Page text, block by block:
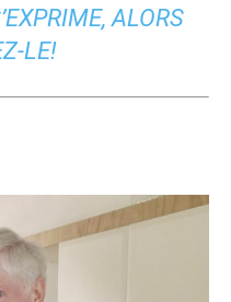
ALORS
LE!